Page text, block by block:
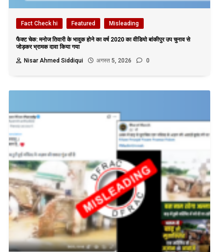
Fact Check hi Featured Misleading
फैक्ट चेक: मनोज तिवारी के भावुक होने का वर्ष 2020 का वीडियो बांकीपुर उप चुनाव से
जोड़कर भ्रामक दावा किया गया
Nisar Ahmed Siddiqui
अगस्त 5, 2026 0